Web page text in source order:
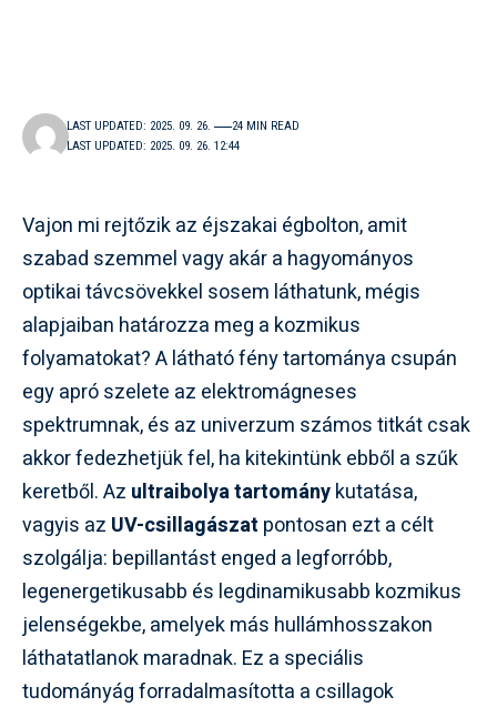
LAST UPDATED: 2025. 09. 26. 12:44
LAST UPDATED: 2025. 09. 26. 24 MIN READ
Vajon mi rejtőzik az éjszakai égbolton, amit
szabad szemmel vagy akár a hagyományos
optikai távcsövekkel sosem láthatunk, mégis
alapjaiban határozza meg a kozmikus
folyamatokat? A látható fény tartománya csupán
egy apró szelete az elektromágneses
spektrumnak, és az univerzum számos titkát csak
akkor fedezhetjük fel, ha kitekintünk ebből a szűk
keretből. Az ultraibolya tartománykutatása,
vagyis az UV-csillagászat pontosan ezt a célt
szolgálja: bepillantást enged a legforróbb,
legenergetikusabb és legdinamikusabb kozmikus
jelenségekbe, amelyek más hullámhosszakon
láthatatlanok maradnak. Ez a speciális
tudományág forradalmasította a csillagok